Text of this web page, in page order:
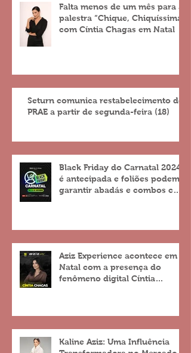
Falta menos de um mês para a
palestra “Chique, Chiquíssima”
com Cíntia Chagas em Natal
Seturn comunica restabelecimento do
PRAE a partir de segunda-feira (18)
Black Friday do Carnatal 2024
é antecipada e foliões podem
garantir abadás e combos com
Aziz Experience acontece em
Natal com a presença do
fenômeno digital Cíntia
Kaline Aziz: Uma Influência